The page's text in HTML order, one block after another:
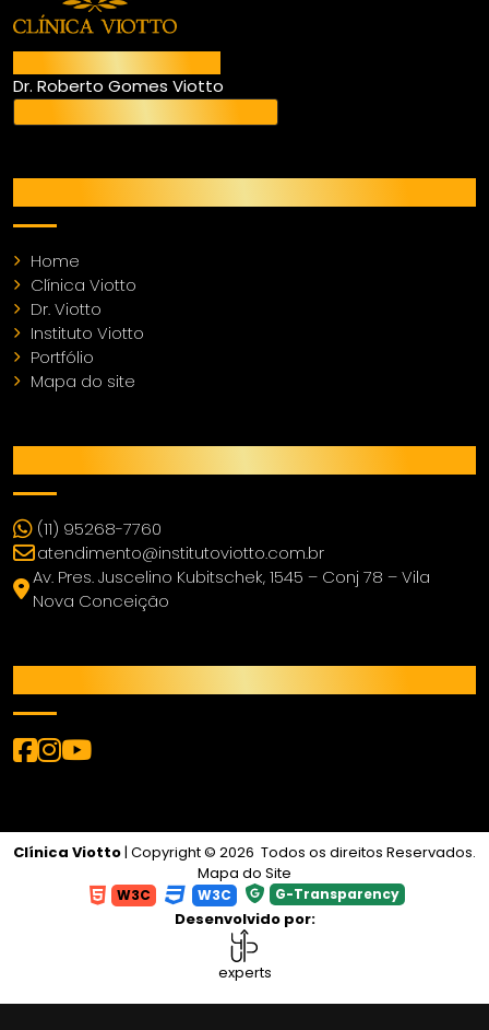
Dr. Roberto Gomes Viotto
Home
Clínica Viotto
Dr. Viotto
Instituto Viotto
Portfólio
Mapa do site
(11) 95268-7760
atendimento@institutoviotto.com.br
Av. Pres. Juscelino Kubitschek, 1545 – Conj 78 – Vila
Nova Conceição
Clínica Viotto| Copyright © 2026 Todos os direitos Reservados.
Mapa do Site
W3C W3C G-Transparency
Desenvolvido por:
experts